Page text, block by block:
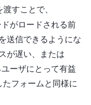
すことで、
がロードされる前
送信できるようにな
が遅い、または
ーザにとって有益
フォームと同様に